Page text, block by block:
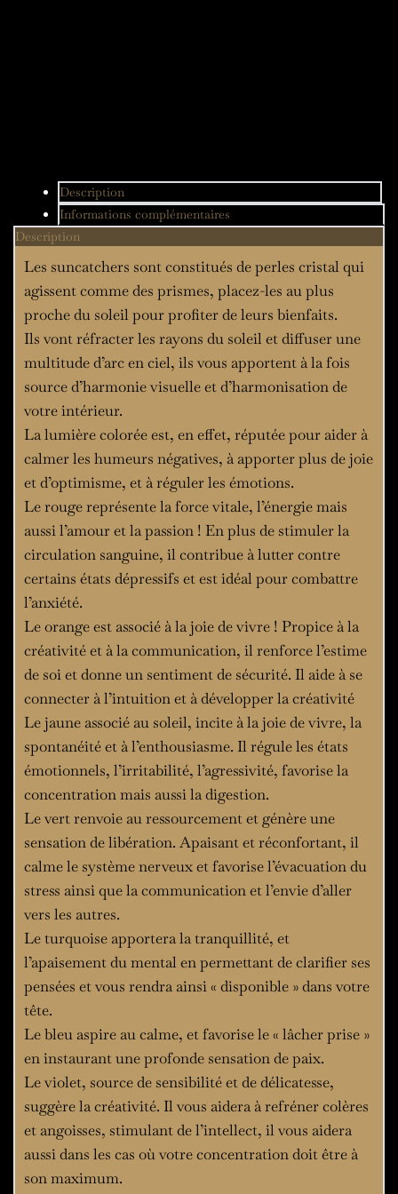
Description
Informations complémentaires
Description
Les suncatchers sont constitués de perles cristal qui
agissent comme des prismes, placez-les au plus
proche du soleil pour profiter de leurs bienfaits.
Ils vont réfracter les rayons du soleil et diffuser une
multitude d’arc en ciel, ils vous apportent à la fois
source d’harmonie visuelle et d’harmonisation de
votre intérieur.
La lumière colorée est, en effet, réputée pour aider à
calmer les humeurs négatives, à apporter plus de joie
et d’optimisme, et à réguler les émotions.
Le rouge représente la force vitale, l’énergie mais
aussi l’amour et la passion ! En plus de stimuler la
circulation sanguine, il contribue à lutter contre
certains états dépressifs et est idéal pour combattre
l’anxiété.
Le orange est associé à la joie de vivre ! Propice à la
créativité et à la communication, il renforce l’estime
de soi et donne un sentiment de sécurité. Il aide à se
connecter à l’intuition et à développer la créativité
Le jaune associé au soleil, incite à la joie de vivre, la
spontanéité et à l’enthousiasme. Il régule les états
émotionnels, l’irritabilité, l’agressivité, favorise la
concentration mais aussi la digestion.
Le vert renvoie au ressourcement et génère une
sensation de libération. Apaisant et réconfortant, il
calme le système nerveux et favorise l’évacuation du
stress ainsi que la communication et l’envie d’aller
vers les autres.
Le turquoise apportera la tranquillité, et
l’apaisement du mental en permettant de clarifier ses
pensées et vous rendra ainsi « disponible » dans votre
tête.
Le bleu aspire au calme, et favorise le « lâcher prise »
en instaurant une profonde sensation de paix.
Le violet, source de sensibilité et de délicatesse,
suggère la créativité. Il vous aidera à refréner colères
et angoisses, stimulant de l’intellect, il vous aidera
aussi dans les cas où votre concentration doit être à
son maximum.